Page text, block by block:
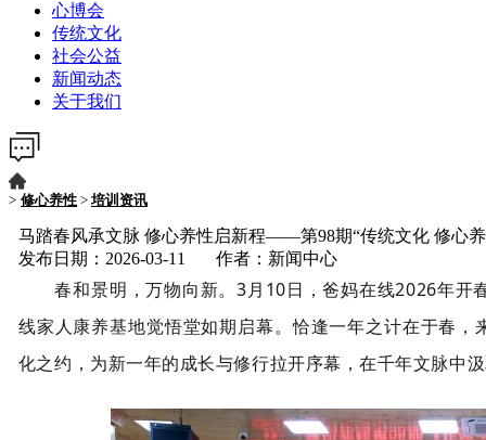
心博会
传统文化
社会公益
新闻动态
关于我们
> 修心养性 >培训资讯
马踏春风承文脉 修心养性启新程——第98期“传统文化 修心
发布日期：2026-03-11 作者：新闻中心
春和景明，万物向新。3月10日，爸妈在线2026年开
线家人康养基地觉悟堂如期启幕。恰逢一年之计在于春
化之约，为新一年的成长与修行拉开序幕，在千年文脉中